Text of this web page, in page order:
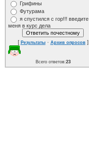
Грифины
Футурама
я спустился с гор!!! введите
меня в курс дела
[ Результаты · Архив опросов]
Всего ответов:23